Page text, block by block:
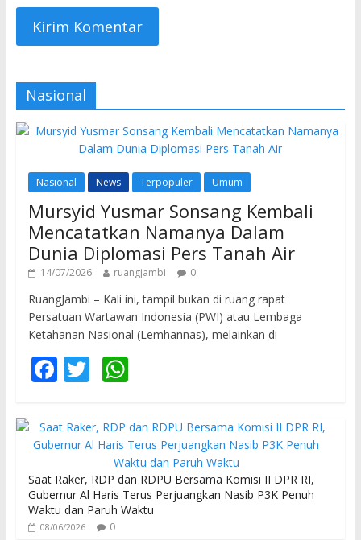
Nasional
Nasional News Terpopuler Umum
Mursyid Yusmar Sonsang Kembali
Mencatatkan Namanya Dalam
Dunia Diplomasi Pers Tanah Air
14/07/2026 ruangjambi 0
RuangJambi – Kali ini, tampil bukan di ruang rapat
Persatuan Wartawan Indonesia (PWI) atau Lembaga
Ketahanan Nasional (Lemhannas), melainkan di
F
e
b
o
o
k
T
itt
er
W
at
s
A
p
p
Saat Raker, RDP dan RDPU Bersama Komisi II DPR RI,
Gubernur Al Haris Terus Perjuangkan Nasib P3K Penuh
Waktu dan Paruh Waktu
08/06/2026 0